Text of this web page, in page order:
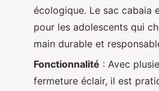
écologique. Le sac cabaia
pour les adolescents qui
main durable et
Fonctionnalité : Avec
fermeture éclair, il est